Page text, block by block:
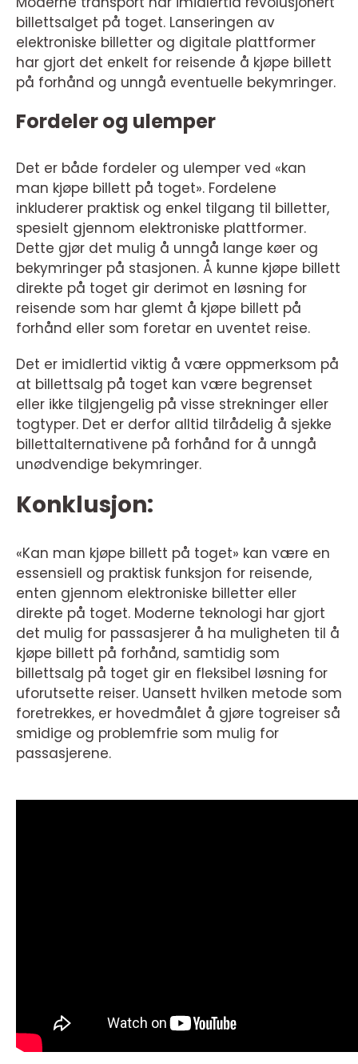
billettsalget på toget. Lanseringen av
elektroniske billetter og digitale plattformer
har gjort det enkelt for reisende å kjøpe billett
på forhånd og unngå eventuelle bekymringer.
Fordeler og ulemper
Det er både fordeler og ulemper ved «kan
man kjøpe billett på toget». Fordelene
inkluderer praktisk og enkel tilgang til billetter,
spesielt gjennom elektroniske plattformer.
Dette gjør det mulig å unngå lange køer og
bekymringer på stasjonen. Å kunne kjøpe billett
direkte på toget gir derimot en løsning for
reisende som har glemt å kjøpe billett på
forhånd eller som foretar en uventet reise.
Det er imidlertid viktig å være oppmerksom på
at billettsalg på toget kan være begrenset
eller ikke tilgjengelig på visse strekninger eller
togtyper. Det er derfor alltid tilrådelig å sjekke
billettalternativene på forhånd for å unngå
unødvendige bekymringer.
Konklusjon:
«Kan man kjøpe billett på toget» kan være en
essensiell og praktisk funksjon for reisende,
enten gjennom elektroniske billetter eller
direkte på toget. Moderne teknologi har gjort
det mulig for passasjerer å ha muligheten til å
kjøpe billett på forhånd, samtidig som
billettsalg på toget gir en fleksibel løsning for
uforutsette reiser. Uansett hvilken metode som
foretrekkes, er hovedmålet å gjøre togreiser så
smidige og problemfrie som mulig for
passasjerene.